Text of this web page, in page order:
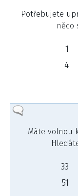
příspěvky
Potřebujete
něco
1
4
Žádné
příspěvky
Máte volnou
33
51